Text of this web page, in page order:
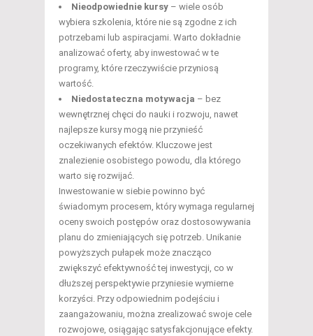
Nieodpowiednie kursy – wiele osób
wybiera szkolenia, które nie są zgodne z ich
potrzebami lub aspiracjami. Warto dokładnie
analizować oferty, aby inwestować w te
programy, które rzeczywiście przyniosą
wartość.
Niedostateczna motywacja – bez
wewnętrznej chęci do nauki i rozwoju, nawet
najlepsze kursy mogą nie przynieść
oczekiwanych efektów. Kluczowe jest
znalezienie osobistego powodu, dla którego
warto się rozwijać.
Inwestowanie w siebie powinno być
świadomym procesem, który wymaga regularnej
oceny swoich postępów oraz dostosowywania
planu do zmieniających się potrzeb. Unikanie
powyższych pułapek może znacząco
zwiększyć efektywność tej inwestycji, co w
dłuższej perspektywie przyniesie wymierne
korzyści. Przy odpowiednim podejściu i
zaangażowaniu, można zrealizować swoje cele
rozwojowe, osiągając satysfakcjonujące efekty.